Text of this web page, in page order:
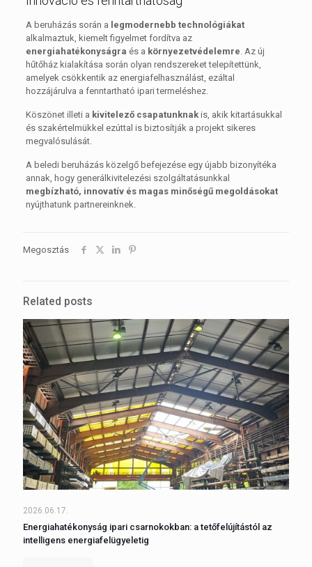
A beruházás során a legmodernebb technológiákat
alkalmaztuk, kiemelt figyelmet fordítva az
energiahatékonyságra és a környezetvédelemre. Az új
hűtőház kialakítása során olyan rendszereket telepítettünk,
amelyek csökkentik az energiafelhasználást, ezáltal
hozzájárulva a fenntartható ipari termeléshez.
Köszönet illeti a kivitelező csapatunknakis, akik kitartásukkal
és szakértelmükkel ezúttal is biztosítják a projekt sikeres
megvalósulását.
A beledi beruházás közelgő befejezése egy újabb bizonyítéka
annak, hogy generálkivitelezési szolgáltatásunkkal
megbízható, innovatív és magas minőségű megoldásokat
nyújthatunk partnereinknek.
Megosztás
Related posts
2026.06.17.
Energiahatékonyság ipari csarnokokban: a tetőfelújítástól az
intelligens energiafelügyeletig